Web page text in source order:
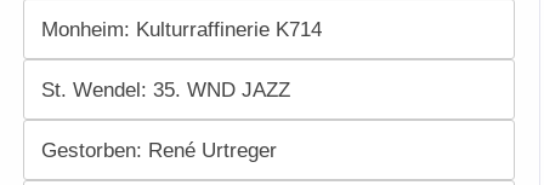
Monheim: Kulturraffinerie K714
St. Wendel: 35. WND JAZZ
Gestorben: René Urtreger